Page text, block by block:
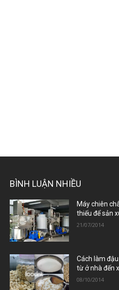
BÌNH LUẬN NHIỀU
Máy chiên
thiếu để sản
21/07/2014
Cách làm
từ ở nhà đến
08/10/2014